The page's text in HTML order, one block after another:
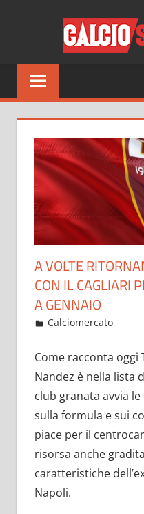
Tutto
sul
del
non
solo
A VOLTE
CON IL CAGLIARI
A GENNAIO
Dicembre 5, 2022
admin
Calciomercato
Come racconta
Nandez è nella lista
club granata avvia
sulla formula e sui
piace per il
risorsa anche
caratteristiche
Napoli.